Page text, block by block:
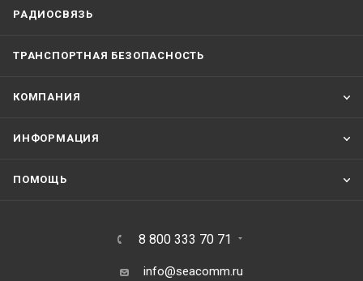
РАДИОСВЯЗЬ
ТРАНСПОРТНАЯ БЕЗОПАСНОСТЬ
КОМПАНИЯ
ИНФОРМАЦИЯ
ПОМОЩЬ
8 800 333 70 71
info@seacomm.ru